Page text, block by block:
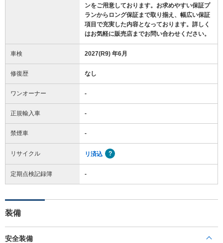
ンをご用意しております。お求めやすい保証プ
ランからロング保証まで取り揃え、幅広い保証
項目で充実した内容となっております。詳しく
はお気軽に販売店までお問い合わせください。
車検 2027(R9) 年6月
修復歴 なし
ワンオーナー -
正規輸入車 -
禁煙車 -
リサイクル リ済込
定期点検記録簿 -
装備
安全装備